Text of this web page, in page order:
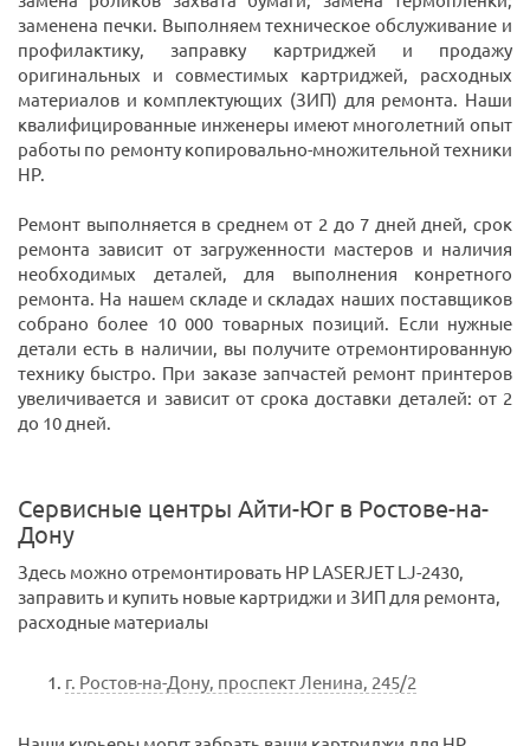
заменена печки. Выполняем техническое обслуживание и
профилактику, заправку картриджей и продажу
оригинальных и совместимых картриджей, расходных
материалов и комплектующих (ЗИП) для ремонта. Наши
квалифицированные инженеры имеют многолетний опыт
работы по ремонту копировально-множительной техники
HP.
Ремонт выполняется в среднем от 2 до 7 дней дней, срок
ремонта зависит от загруженности мастеров и наличия
необходимых деталей, для выполнения конретного
ремонта. На нашем складе и складах наших поставщиков
собрано более 10 000 товарных позиций. Если нужные
детали есть в наличии, вы получите отремонтированную
технику быстро. При заказе запчастей ремонт принтеров
увеличивается и зависит от срока доставки деталей: от 2
до 10 дней.
Сервисные центры Айти-Юг в Ростове-на-
Дону
Здесь можно отремонтировать HP LASERJET LJ-2430,
заправить и купить новые картриджи и ЗИП для ремонта,
расходные материалы
г. Ростов-на-Дону, проспект Ленина, 245/2